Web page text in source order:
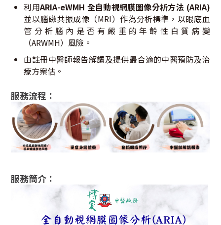
利用ARIA-eWMH 全自動視網膜圖像分析方法 (ARIA)
並以腦磁共振成像（MRI）作為分析標準，以眼底血
管分析腦內是否有嚴重的年齡性白質病變
（ARWMH）風險。
由註冊中醫師報告解讀及提供最合適的中醫預防及治
療方案估。
服務流程：
服務簡介：